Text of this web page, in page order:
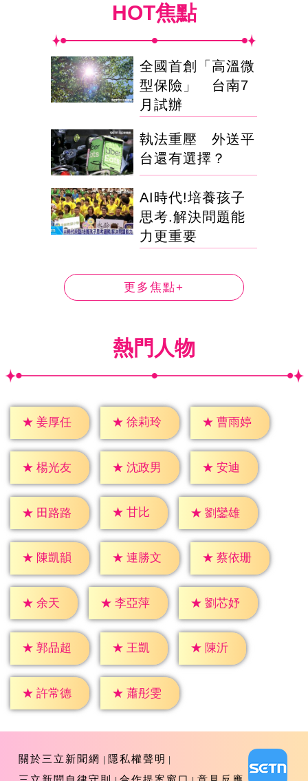
HOT焦點
全國首創「高溫微
型保險」 台南7
月試辦
執法重壓 外送平
台還有選擇？
AI時代!培養孩子
思考.解決問題能
力更重要
更多焦點+
熱門人物
★ 姜厚任 ★ 徐莉玲 ★ 曹雨婷
★ 楊光友 ★ 沈政男 ★ 安迪
★ 田路路 ★ 甘比 ★ 劉鑾雄
★ 陳凱韻 ★ 連勝文 ★ 蔡依珊
★ 余天 ★ 李亞萍 ★ 劉芯妤
★ 郭品超 ★ 王凱 ★ 陳沂
★ 許常德 ★ 蕭彤雯
關於三立新聞網
隱私權聲明